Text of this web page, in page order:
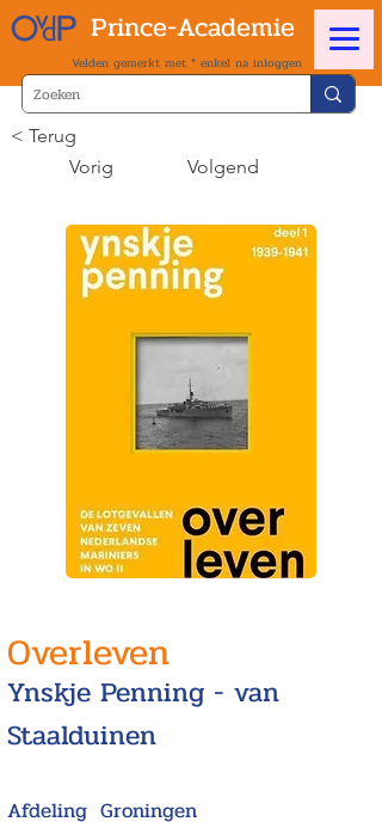
Prince-Academie
Velden gemerkt met * enkel na inloggen
< Terug
Vorig
Volgend
Overleven
Ynskje Penning - van
Staalduinen
Afdeling Groningen